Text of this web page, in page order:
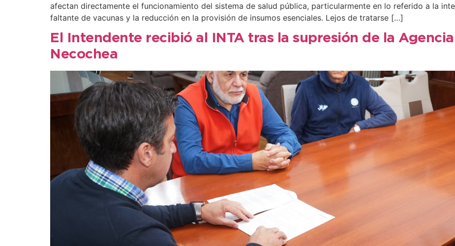
afectan directamente el funcionamiento del sistema de salud pública, particularmente en lo referido a la
faltante de vacunas y la reducción en la provisión de insumos esenciales. Lejos de tratarse […]
El Intendente recibió al INTA tras la supresión de la
Necochea